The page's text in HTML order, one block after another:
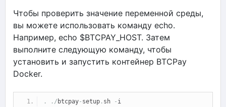
Чтобы проверить значение переменной среды,
вы можете использовать команду echo.
Например, echo $BTCPAY_HOST. Затем
выполните следующую команду, чтобы
установить и запустить контейнер BTCPay
Docker.
. ./ btcpay- setup . sh - i